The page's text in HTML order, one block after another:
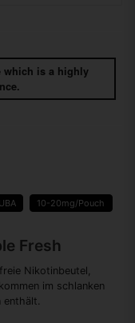
which is a highly
10-20mg/Pouch
Fresh
Nikotinbeutel,
im schlanken
enthält.